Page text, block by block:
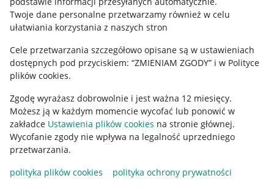
Twoje dane personalne przetwarzamy również w celu
ułatwiania korzystania z naszych stron
Cele przetwarzania szczegółowo opisane są w ustawieniach
dostępnych pod przyciskiem: “ZMIENIAM ZGODY” i w Polityce
plików cookies.
Zgodę wyrażasz dobrowolnie i jest ważna 12 miesięcy.
Możesz ją w każdym momencie wycofać lub ponowić w
zakładce Ustawienia plików cookies na stronie głównej.
Wycofanie zgody nie wpływa na legalność uprzedniego
przetwarzania.
polityka plików cookies
polityka ochrony prywatności
Polityka plików "cookies"
Ustawienia plików "cookies"
Udostępnianie lokalizacji
Informacje dla Aktu o Usługach Cyfrowych
Pobierz aplikację